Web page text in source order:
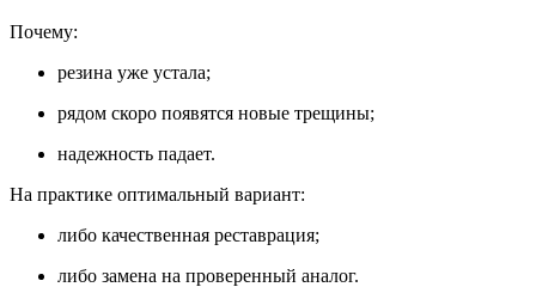
Почему:
резина уже устала;
рядом скоро появятся новые трещины;
надежность падает.
На практике оптимальный вариант:
либо качественная реставрация;
либо замена на проверенный аналог.